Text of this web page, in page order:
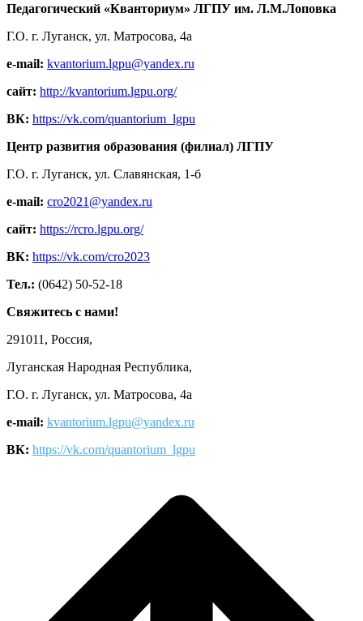
Педагогический «Кванториум» ЛГПУ им. Л.М.Лоповка
Г.О. г. Луганск, ул. Матросова, 4а
e-mail: kvantorium.lgpu@yandex.ru
сайт: http://kvantorium.lgpu.org/
ВК: https://vk.com/quantorium_lgpu
Центр развития образования (филиал) ЛГПУ
Г.О. г. Луганск, ул. Славянская, 1-б
e-mail: cro2021@yandex.ru
сайт: https://rcro.lgpu.org/
ВК: https://vk.com/cro2023
Тел.: (0642) 50-52-18
Свяжитесь с нами!
291011, Россия,
Луганская Народная Республика,
Г.О. г. Луганск, ул. Матросова, 4а
e-mail: kvantorium.lgpu@yandex.ru
ВК: https://vk.com/quantorium_lgpu